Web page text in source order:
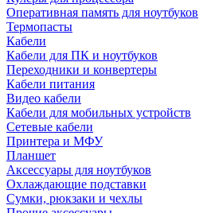
Оперативная память для ноутбуков
Термопасты
Кабели
Кабели для ПК и ноутбуков
Переходники и конвертеры
Кабели питания
Видео кабели
Кабели для мобильных устройств
Сетевые кабели
Принтера и МФУ
Планшет
Аксессуары для ноутбуков
Охлаждающие подставки
Сумки, рюкзаки и чехлы